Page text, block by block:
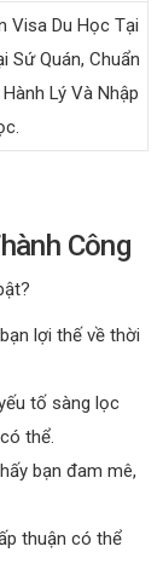
Visa Du Học Tại
Sứ Quán, Chuẩn
Lý Và Nhập
Công
lợi thế về thời
tố sàng lọc
thể.
bạn đam mê,
thuận có thể